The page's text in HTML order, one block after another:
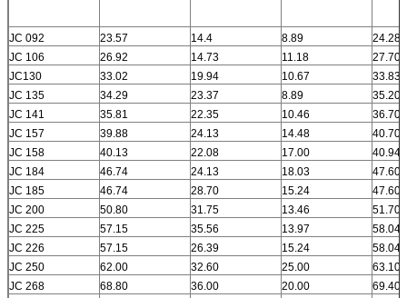
JC 092 23.57 14.4 8.89
24.28
JC 106
26.92 14.73 11.18
27.70
JC130
33.02 19.94 10.67
33.83
JC 135
34.29 23.37 8.89
35.20
JC 141
35.81 22.35 10.46
36.70
JC 157
39.88 24.13 14.48
40.70
JC 158
40.13 22.08 17.00
40.94
JC 184
46.74 24.13 18.03
47.60
JC 185
46.74 28.70 15.24
47.60
JC 200
50.80 31.75 13.46
51.70
JC 225
57.15 35.56 13.97
58.04
JC 226
57.15 26.39 15.24
58.04
JC 250
62.00 32.60 25.00
63.10
JC 268
68.80 36.00 20.00
69.40